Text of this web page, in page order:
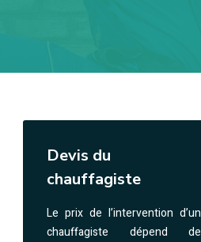
Devis du
chauffagiste
Le prix de l’intervention d’un
chauffagiste dépend de